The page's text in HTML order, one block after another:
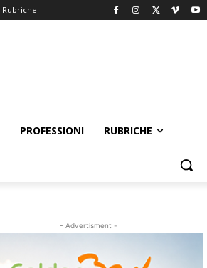
Rubriche
PROFESSIONI RUBRICHE
- Advertisment -